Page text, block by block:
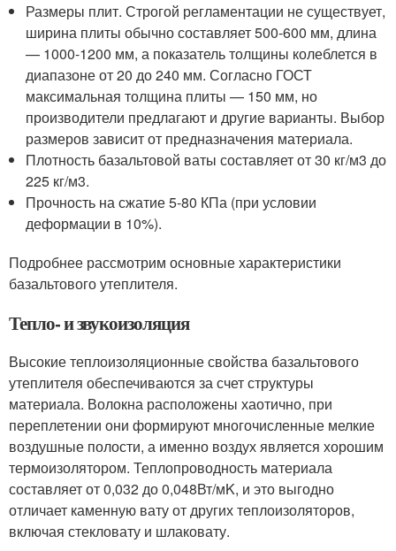
Размеры плит. Строгой регламентации не существует,
ширина плиты обычно составляет 500-600 мм, длина
— 1000-1200 мм, а показатель толщины колеблется в
диапазоне от 20 до 240 мм. Согласно ГОСТ
максимальная толщина плиты — 150 мм, но
производители предлагают и другие варианты. Выбор
размеров зависит от предназначения материала.
Плотность базальтовой ваты составляет от 30 кг/м3 до
225 кг/м3.
Прочность на сжатие 5-80 КПа (при условии
деформации в 10%).
Подробнее рассмотрим основные характеристики
базальтового утеплителя.
Тепло- и звукоизоляция
Высокие теплоизоляционные свойства базальтового
утеплителя обеспечиваются за счет структуры
материала. Волокна расположены хаотично, при
переплетении они формируют многочисленные мелкие
воздушные полости, а именно воздух является хорошим
термоизолятором. Теплопроводность материала
составляет от 0,032 до 0,048Вт/мK, и это выгодно
отличает каменную вату от других теплоизоляторов,
включая стекловату и шлаковату.